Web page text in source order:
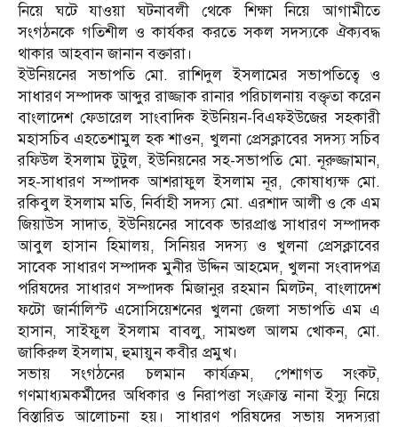
নিয়ে ঘটে যাওয়া ঘটনাবলী থেকে শিক্ষা নিয়ে আগামীতে
সংগঠনকে গতিশীল ও কার্যকর করতে সকল সদস্যকে ঐক্যবদ্ধ
থাকার আহবান জানান বক্তারা।
ইউনিয়নের সভাপতি মো. রাশিদুল ইসলামের সভাপতিত্বে ও
সাধারণ সম্পাদক আব্দুর রাজ্জাক রানার পরিচালনায় বক্তৃতা করেন
বাংলাদেশ ফেডারেল সাংবাদিক ইউনিয়ন-বিএফইউজের সহকারী
মহাসচিব এহতেশামুল হক শাওন, খুলনা প্রেসক্লাবের সদস্য সচিব
রফিউল ইসলাম টুটুল, ইউনিয়নের সহ-সভাপতি মো. নূরুজ্জামান,
সহ-সাধারণ সম্পাদক আশরাফুল ইসলাম নূর, কোষাধ্যক্ষ মো.
রকিবুল ইসলাম মতি, নির্বাহী সদস্য মো. এরশাদ আলী ও কে এম
জিয়াউস সাদাত, ইউনিয়নের সাবেক ভারপ্রাপ্ত সাধারণ সম্পাদক
আবুল হাসান হিমালয়, সিনিয়র সদস্য ও খুলনা প্রেসক্লাবের
সাবেক সাধারণ সম্পাদক মুনীর উদ্দিন আহমেদ, খুলনা সংবাদপত্র
পরিষদের সাধারণ সম্পাদক মিজানুর রহমান মিলটন, বাংলাদেশ
ফটো জার্নালিস্ট এসোসিয়েশনের খুলনা জেলা সভাপতি এম এ
হাসান, সাইফুল ইসলাম বাবলু, সামশুল আলম খোকন, মো.
জাকিরুল ইসলাম, হুমায়ুন কবীর প্রমুখ।
সভায় সংগঠনের চলমান কার্যক্রম, পেশাগত সংকট,
গণমাধ্যমকর্মীদের অধিকার ও নিরাপত্তা সংক্রান্ত নানা ইস্যু নিয়ে
বিস্তারিত আলোচনা হয়। সাধারণ পরিষদের সভায় সদস্যরা